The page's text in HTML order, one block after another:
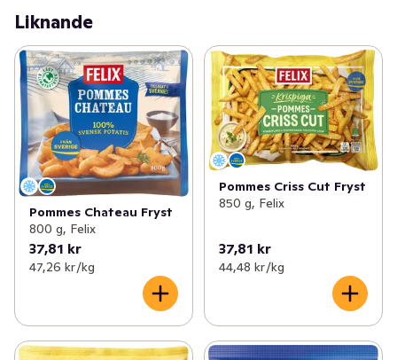
Liknande
Pommes Chateau Fryst
800 g, Felix
37,81 kr
47,26 kr /kg
Pommes Criss Cut Fryst
850 g, Felix
37,81 kr
44,48 kr /kg